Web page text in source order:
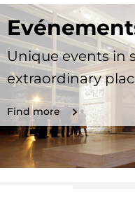
Unique events in
extraordinary
Find more